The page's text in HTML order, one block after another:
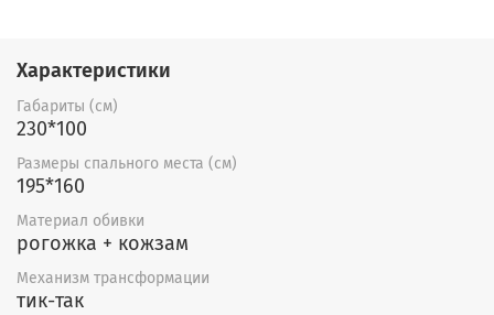
Характеристики
Габариты (см)
230*100
Размеры спального места (см)
195*160
Материал обивки
рогожка + кожзам
Механизм трансформации
тик-так